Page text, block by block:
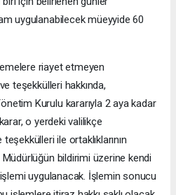
uygulanabilecek müeyyide 60
riayet etmeyen
teşekkülleri hakkında,
Kurulu kararıyla 2 aya kadar
o yerdeki valilikçe
ile ortaklıklarının
Müdürlüğün bildirimi üzerine kendi
uygulanacak. İşlemin sonucu